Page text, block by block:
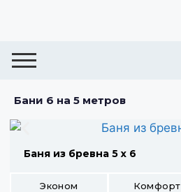
Бани 6 на 5 метров
Баня из бревна 5 х 6
Эконом Комфорт